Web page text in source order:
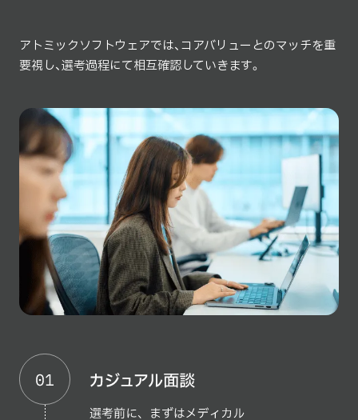
アトミックソフトウェアでは、コアバリューとのマッチを重
要視し、選考過程にて相互確認していきます。